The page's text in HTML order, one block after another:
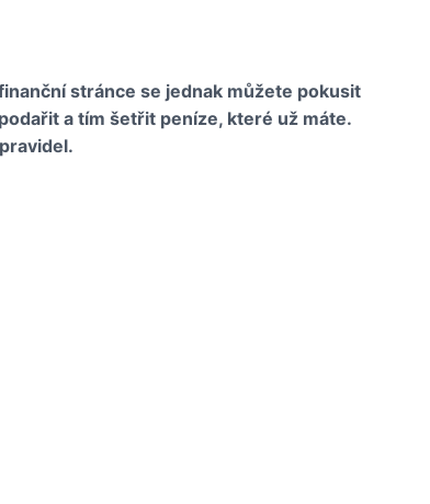
stránce se jednak můžete pokusit
a tím šetřit peníze, které už máte.